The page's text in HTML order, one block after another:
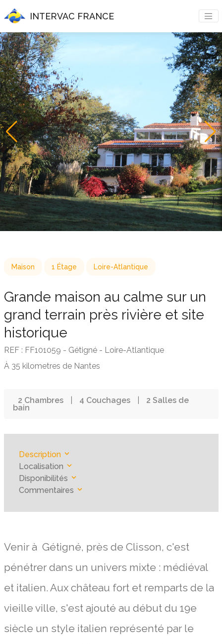
INTERVAC FRANCE
Maison 1 Étage Loire-Atlantique
Grande maison au calme sur un
grand terrain près rivière et site
historique
REF : FF101059 - Gétigné - Loire-Atlantique
À 35 kilometres de Nantes
2 Chambres 4 Couchages 2 Salles de
bain
Description
Localisation
Disponibilités
Commentaires
Venir à Gétigné, près de Clisson, c'est
pénétrer dans un univers mixte : médiéval
et italien. Aux château fort et remparts de la
vieille ville, s'est ajouté au début du 19e
siècle un style italien représenté par le